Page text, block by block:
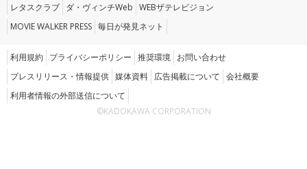
レタスクラブ ダ・ヴィンチWeb WEBザテレビジョン
MOVIE WALKER PRESS 毎日が発見ネット
利用規約 プライバシーポリシー 推奨環境 お問い合わせ
プレスリリース・情報提供 媒体資料 広告掲載について 会社概要
利用者情報の外部送信について
©KADOKAWA CORPORATION